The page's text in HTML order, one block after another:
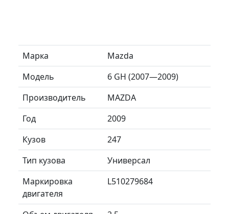
Марка
Mazda
Модель
6 GH (2007—2009)
Производитель
MAZDA
Год
2009
Кузов
247
Тип кузова
Универсал
Маркировка
двигателя
L510279684